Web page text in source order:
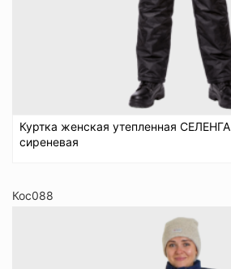
Куртка женская утепленная СЕЛЕНГА
сиреневая
Кос088